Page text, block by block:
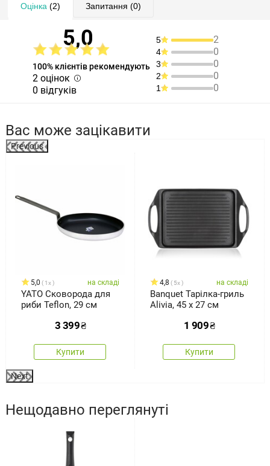
Оцінка (2) Запитання (0)
5,0
100% клієнтів рекомендують
2 оцінок
0 відгуків
5 2
4 0
3 0
2 0
1 0
Вас може зацікавити
Previous
5,0 1x на складі
YATO Сковорода для
риби Teflon, 29 см
3 399₴
Купити
4,8 5x на складі
Banquet Тарілка-гриль
Alivia, 45 x 27 см
1 909₴
Купити
Next
Нещодавно переглянуті